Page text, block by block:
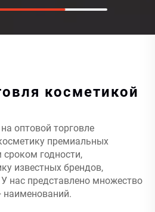
косметикой
оптовой торговле
премиальных
годности,
известных брендов,
нас представлено множество
наименований.